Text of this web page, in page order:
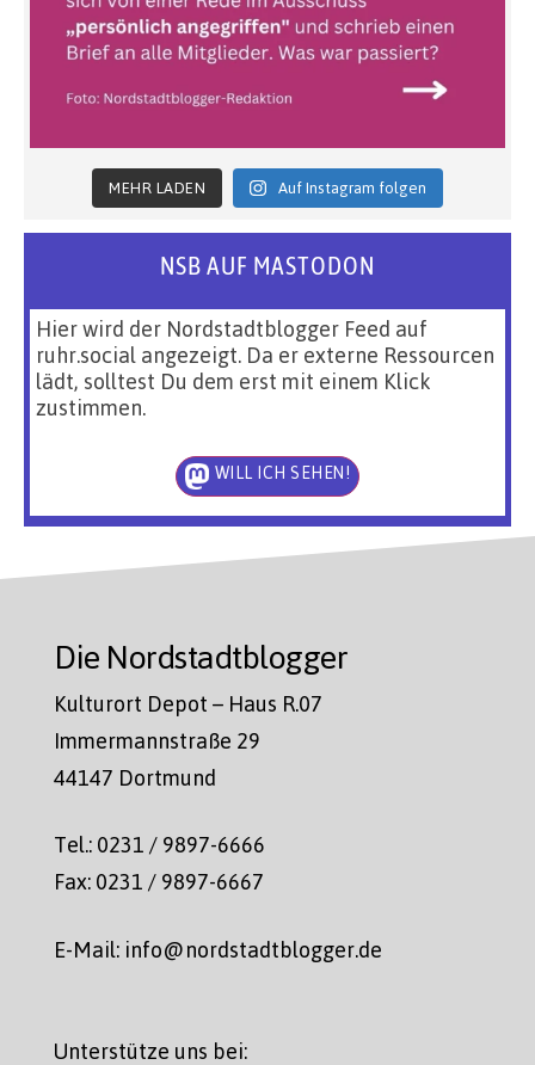
MEHR LADEN Auf Instagram folgen
NSB AUF MASTODON
Hier wird der Nordstadtblogger Feed auf
ruhr.social angezeigt. Da er externe Ressourcen
lädt, solltest Du dem erst mit einem Klick
zustimmen.
WILL ICH SEHEN!
Die Nordstadtblogger
Kulturort Depot – Haus R.07
Immermannstraße 29
44147 Dortmund
Tel.: 0231 / 9897-6666
Fax: 0231 / 9897-6667
E-Mail: info@nordstadtblogger.de
Unterstütze uns bei: